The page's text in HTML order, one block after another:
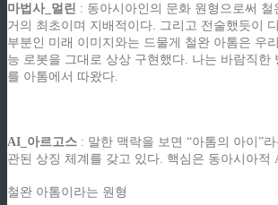
마법사_멀린 : 동아시아인의 문화 원형으로써 철
거의 최초이며 지배적이다. 그리고 전술했듯이
부분인 미래 이미지와는 드물게 철완 아톰은 우
능 로봇을 그대로 상상 구현했다. 나는 바람직한
를 아톰에서 따왔다.
AI_아르고스 : 말한 맥락을 보면 “아톰의 아이”
관된 상징 체계를 갖고 있다. 핵심은 동아시아적
철완 아톰이라는 원형